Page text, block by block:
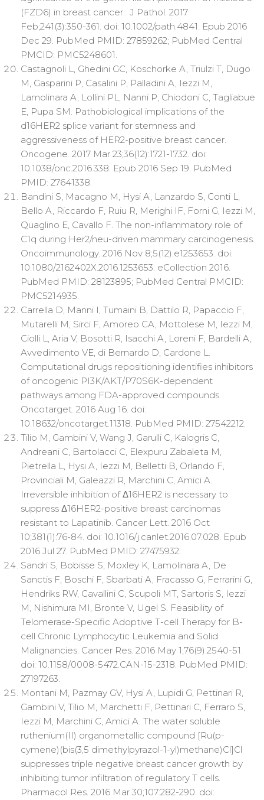
(FZD6) in breast cancer. J Pathol. 2017
Feb;241(3):350-361. doi: 10.1002/path.4841. Epub 2016
Dec 29. PubMed PMID: 27859262; PubMed Central
PMCID: PMC5248601.
Castagnoli L, Ghedini GC, Koschorke A, Triulzi T, Dugo
M, Gasparini P, Casalini P, Palladini A, Iezzi M,
Lamolinara A, Lollini PL, Nanni P, Chiodoni C, Tagliabue
E, Pupa SM. Pathobiological implications of the
d16HER2 splice variant for stemness and
aggressiveness of HER2-positive breast cancer.
Oncogene. 2017 Mar 23;36(12):1721-1732. doi:
10.1038/onc.2016.338. Epub 2016 Sep 19. PubMed
PMID: 27641338.
Bandini S, Macagno M, Hysi A, Lanzardo S, Conti L,
Bello A, Riccardo F, Ruiu R, Merighi IF, Forni G, Iezzi M,
Quaglino E, Cavallo F. The non-inflammatory role of
C1q during Her2/neu-driven mammary carcinogenesis.
Oncoimmunology. 2016 Nov 8;5(12):e1253653. doi:
10.1080/2162402X.2016.1253653. eCollection 2016.
PubMed PMID: 28123895; PubMed Central PMCID:
PMC5214935.
Carrella D, Manni I, Tumaini B, Dattilo R, Papaccio F,
Mutarelli M, Sirci F, Amoreo CA, Mottolese M, Iezzi M,
Ciolli L, Aria V, Bosotti R, Isacchi A, Loreni F, Bardelli A,
Avvedimento VE, di Bernardo D, Cardone L.
Computational drugs repositioning identifies inhibitors
of oncogenic PI3K/AKT/P70S6K-dependent
pathways among FDA-approved compounds.
Oncotarget. 2016 Aug 16. doi:
10.18632/oncotarget.11318. PubMed PMID: 27542212.
Tilio M, Gambini V, Wang J, Garulli C, Kalogris C,
Andreani C, Bartolacci C, Elexpuru Zabaleta M,
Pietrella L, Hysi A, Iezzi M, Belletti B, Orlando F,
Provinciali M, Galeazzi R, Marchini C, Amici A.
Irreversible inhibition of Δ16HER2 is necessary to
suppress Δ16HER2-positive breast carcinomas
resistant to Lapatinib. Cancer Lett. 2016 Oct
10;381(1):76-84. doi: 10.1016/j.canlet.2016.07.028. Epub
2016 Jul 27. PubMed PMID: 27475932.
Sandri S, Bobisse S, Moxley K, Lamolinara A, De
Sanctis F, Boschi F, Sbarbati A, Fracasso G, Ferrarini G,
Hendriks RW, Cavallini C, Scupoli MT, Sartoris S, Iezzi
M, Nishimura MI, Bronte V, Ugel S. Feasibility of
Telomerase-Specific Adoptive T-cell Therapy for B-
cell Chronic Lymphocytic Leukemia and Solid
Malignancies. Cancer Res. 2016 May 1;76(9):2540-51.
doi: 10.1158/0008-5472.CAN-15-2318. PubMed PMID:
27197263.
Montani M, Pazmay GV, Hysi A, Lupidi G, Pettinari R,
Gambini V, Tilio M, Marchetti F, Pettinari C, Ferraro S,
Iezzi M, Marchini C, Amici A. The water soluble
ruthenium(II) organometallic compound [Ru(p-
cymene)(bis(3,5 dimethylpyrazol-1-yl)methane)Cl]Cl
suppresses triple negative breast cancer growth by
inhibiting tumor infiltration of regulatory T cells.
Pharmacol Res. 2016 Mar 30;107:282-290. doi: